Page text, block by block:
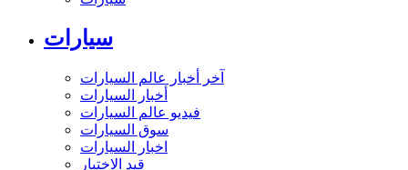
سيارات
آخر أخبار عالم السيارات
أخبار السيارات
فيديو عالم السيارات
سوق السيارات
اخبار السيارات
قيد الاختبار